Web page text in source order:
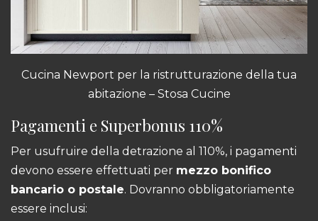
Cucina Newport per la ristrutturazione della tua
abitazione – Stosa Cucine
Pagamenti e Superbonus 110%
Per usufruire della detrazione al 110%, i pagamenti
devono essere effettuati per mezzo bonifico
bancario o postale. Dovranno obbligatoriamente
essere inclusi: